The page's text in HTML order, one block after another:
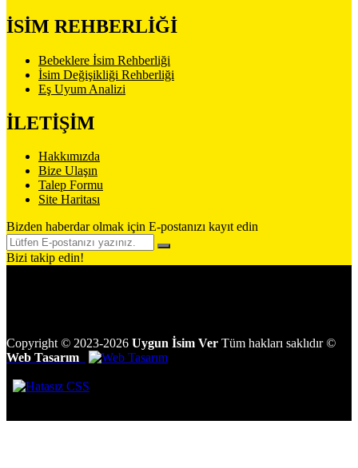
İSİM REHBERLİĞİ
Bebeklere İsim Rehberliği
İsim Değişikliği Rehberliği
Eş Uyum Analizi
İLETİŞİM
Hakkımızda
Bize Ulaşın
Talep Formu
Site Haritası
Bizden haberdar olmak için E-postanızı kayıt edin
Bizi takip edin!
Copyright © 2023-2026 Uygun İsim Ver Tüm hakları saklıdır ©
Web Tasarım